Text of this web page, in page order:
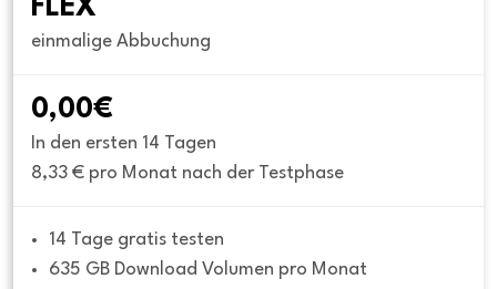
FLEX
einmalige Abbuchung
0,00€
In den ersten 14 Tagen
8,33 € pro Monat nach der Testphase
14 Tage gratis testen
635 GB Download Volumen pro Monat